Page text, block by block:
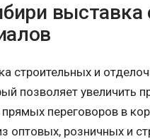
выставка
строительных и
позволяет увеличить
переговоров в
оптовых, розничных и